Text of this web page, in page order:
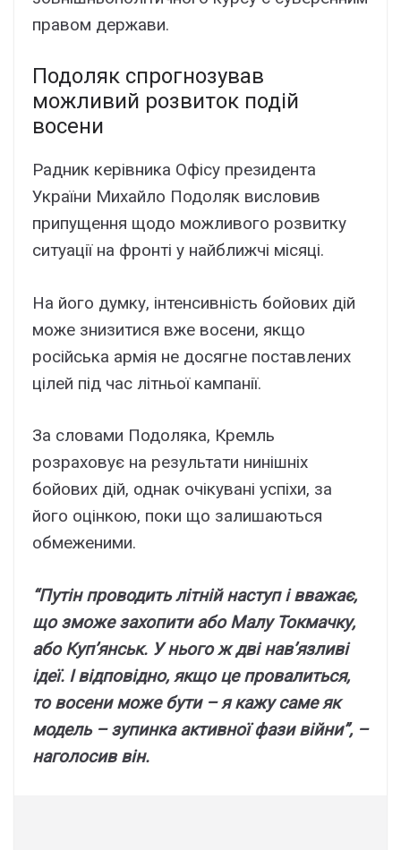
правом держави.
Подоляк спрогнозував
можливий розвиток подій
восени
Радник керівника Офісу президента
України Михайло Подоляк висловив
припущення щодо можливого розвитку
ситуації на фронті у найближчі місяці.
На його думку, інтенсивність бойових дій
може знизитися вже восени, якщо
російська армія не досягне поставлених
цілей під час літньої кампанії.
За словами Подоляка, Кремль
розраховує на результати нинішніх
бойових дій, однак очікувані успіхи, за
його оцінкою, поки що залишаються
обмеженими.
“Путін проводить літній наступ і вважає,
що зможе захопити або Малу Токмачку,
або Куп’янськ. У нього ж дві нав’язливі
ідеї. І відповідно, якщо це провалиться,
то восени може бути – я кажу саме як
модель – зупинка активної фази війни”, –
наголосив він.